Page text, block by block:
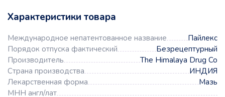
Характеристики товара
Международное непатентованное название
Пайлекс
Порядок отпуска фактический
Безрецептурный
Производитель
The Himalaya Drug Co
Страна производства
ИНДИЯ
Лекарственная форма
Мазь
МНН англ/лат